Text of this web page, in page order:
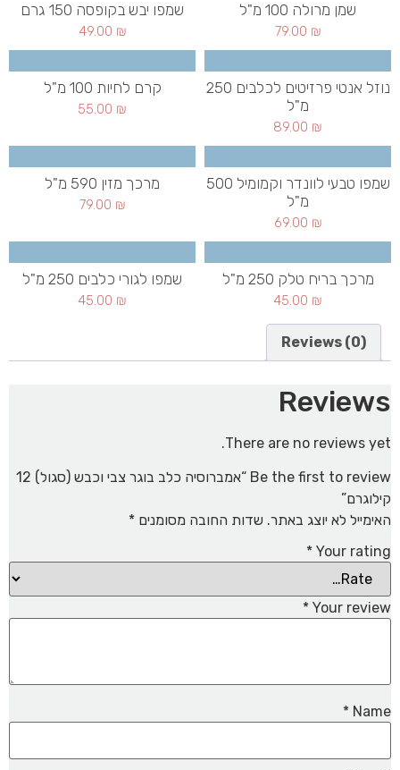
שמן מרולה 100 מ"ל
79.00 ₪
שמפו יבש בקופסה 150 גרם
49.00 ₪
נוזל אנטי פרזיטים לכלבים 250
מ"ל
89.00 ₪
קרם לחיות 100 מ"ל
55.00 ₪
שמפו טבעי לוונדר וקמומיל 500
מ"ל
69.00 ₪
מרכך מזין 590 מ"ל
79.00 ₪
מרכך בריח טלק 250 מ"ל
45.00 ₪
שמפו לגורי כלבים 250 מ"ל
45.00 ₪
Reviews (0)
Reviews
There are no reviews yet.
Be the first to review “אמברוסיה כלב בוגר צבי וכבש (סגול) 12
קילוגרם”
האימייל לא יוצג באתר. שדות החובה מסומנים *
Your rating
*
Your review
*
Name
*